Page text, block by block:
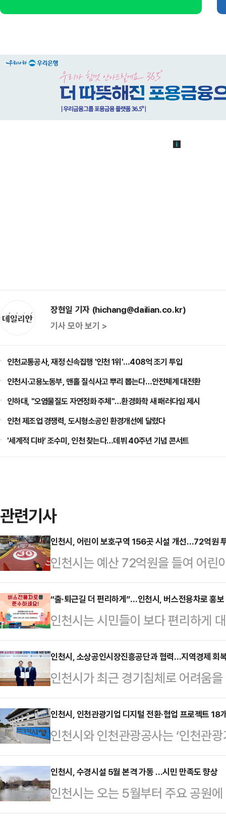
장현일 기자 (hichang@dailian.co.kr)
기사 모아 보기 >
인천교통공사, 재정 신속집행 '인천 1위'…408억 조기 투입
인천시·고용노동부, 맨홀 질식사고 뿌리 뽑는다…안전체계 대전환
인하대, "오염물질도 자연정화 주체"…환경화학 새 패러다임 제시
인천 제조업 경쟁력, 도시형소공인 환경개선에 달렸다
'세계적 디바' 조수미, 인천 찾는다…데뷔 40주년 기념 콘서트
관련기사
인천시, 어린이 보호구역 156곳 시설 개선…72억원
인천시는 예산 72억원을 들여 어린
28일 밝혔다.시는 인천 전역에 있
후 교통안전시설과 과속방지턱 등
도를 잘 볼 수 있도록 새로 도색하
인천에는 초등학교, 유치원, 어린
구역으로 지정돼 운영 중이다.인천
교통 공간이 아니라 아이들의 생명
며 “시민 모두가 안심할 수…
“출·퇴근길 더 편리하게”…인천시, 버스전용차로 홍
인천시는 시민들이 보다 편리하게
로 운영 구간에 대한 홍보를 강화
에 도로 이용의 우선권을 부여함으
혼잡을 해소하기 위한 정책이다.출
서울 및 인천 지역 간 이동 편의성
잦은 구간과 민원·신고가 많은 지
료했다.홍보물은 간석오거리 만수
삼거리 가구단지 앞…
인천시, 소상공인시장진흥공단과 협력…지역경제 회
인천시가 최근 경기침체로 어려움
생태계 구축에 나섰다.인천시는 25
인 지원 및 경쟁력 강화를 위한 주
(MOU)을 체결했다.양 기관은 이번
공인시장진흥공단의 다양한 지원
과 전통시장 및 상점가의 활성화를
인 지원정책 극대화를 위한 상호 교
상공인 지원, 소상공인 …
인천시, 인천관광기업 디지털 전환·협업 프로젝트 18
인천시와 인천관광공사는 ‘인천관
결과, 총 26개 사업에 18개 사를
기업의 온라인 판로 개척과 시스템
종 기업 간 협업을 통해 새로운 관광
로젝트’ 사업이다.지난 2월부터 진
인천시, 수경시설 5월 본격 가동 …시민 만족도 향상
인천시는 오는 5월부터 주요 공원
25일 밝혔다.이번에 가동되는 수경